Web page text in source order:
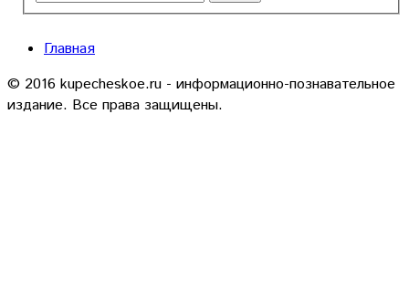
Главная
© 2016 kupecheskoe.ru - информационно-познавательное
издание. Все права защищены.